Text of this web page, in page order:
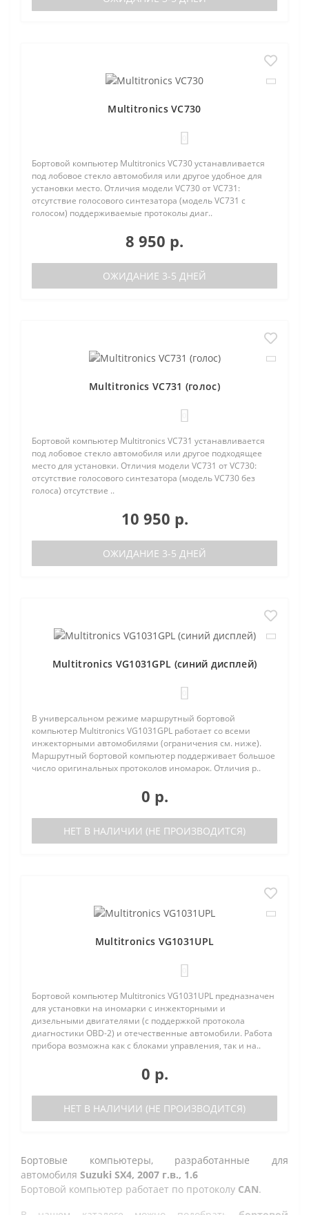
Multitronics VC730
Бортовой компьютер Multitronics VC730 устанавливается
под лобовое стекло автомобиля или другое удобное для
установки место. Отличия модели VC730 от VC731:
отсутствие голосового синтезатора (модель VC731 с
голосом) поддерживаемые протоколы диаг..
8 950 р.
ОЖИДАНИЕ 3-5 ДНЕЙ
Multitronics VC731 (голос)
Бортовой компьютер Multitronics VC731 устанавливается
под лобовое стекло автомобиля или другое подходящее
место для установки. Отличия модели VC731 от VC730:
отсутствие голосового синтезатора (модель VC730 без
голоса) отсутствие ..
10 950 р.
ОЖИДАНИЕ 3-5 ДНЕЙ
Multitronics VG1031GPL (синий дисплей)
В универсальном режиме маршрутный бортовой
компьютер Multitronics VG1031GPL работает со всеми
инжекторными автомобилями (ограничения см. ниже).
Маршрутный бортовой компьютер поддерживает большое
число оригинальных протоколов иномарок. Отличия р..
0 р.
НЕТ В НАЛИЧИИ (НЕ ПРОИЗВОДИТСЯ)
Multitronics VG1031UPL
Бортовой компьютер Multitronics VG1031UPL предназначен
для установки на иномарки с инжекторными и
дизельными двигателями (с поддержкой протокола
диагностики OBD-2) и отечественные автомобили. Работа
прибора возможна как с блоками управления, так и на..
0 р.
НЕТ В НАЛИЧИИ (НЕ ПРОИЗВОДИТСЯ)
Бортовые компьютеры, разработанные для
автомобиля Suzuki SX4, 2007 г.в., 1.6
Бортовой компьютер работает по протоколу CAN.